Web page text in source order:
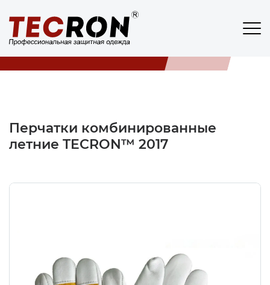
Продукция
TECRON / ПРОДУКЦИЯ / ПЕРЧАТКИ /
Перчатки комбинированные
летние TECRON™ 2017